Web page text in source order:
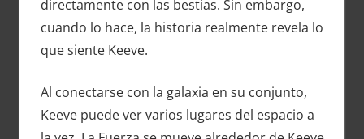
directamente con las bestias. Sin embargo,
cuando lo hace, la historia realmente revela lo
que siente Keeve.
Al conectarse con la galaxia en su conjunto,
Keeve puede ver varios lugares del espacio a